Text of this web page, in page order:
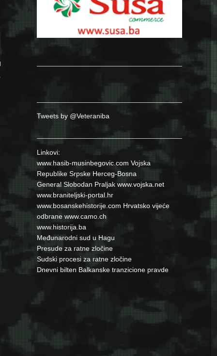
Tweets by @Veteraniba
Linkovi:
www.hasib-musinbegovic.com Vojska
Republike Srpske Herceg-Bosna
General Slobodan Praljak www.vojska.net
www.braniteljski-portal.hr
www.bosanskehistorije.com Hrvatsko vijeće
odbrane www.camo.ch
www.historija.ba
Međunarodni sud u Hagu
Presude za ratne zločine
Sudski procesi za ratne zločine
Dnevni bilten Balkanske tranzicione pravde